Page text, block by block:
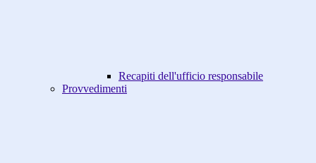
Recapiti dell'ufficio responsabile
Provvedimenti